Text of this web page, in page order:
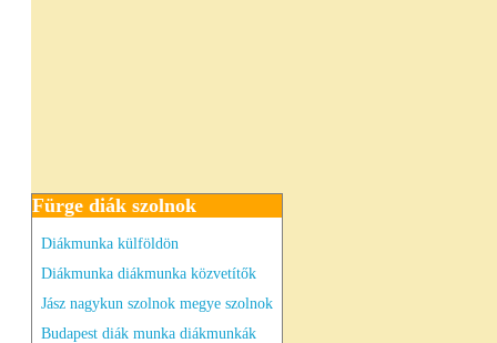
Fürge diák szolnok
Diákmunka külföldön
Diákmunka diákmunka közvetítők
Jász nagykun szolnok megye szolnok
Budapest diák munka diákmunkák